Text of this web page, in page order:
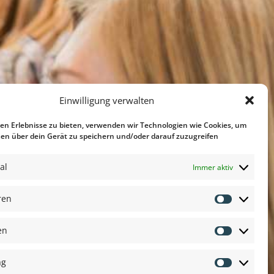
Einwilligung verwalten
Erlebnisse zu bieten, verwenden wir Technologien wie Cookies, um
über dein Gerät zu speichern und/oder darauf zuzugreifen
Immer aktiv
Marketing